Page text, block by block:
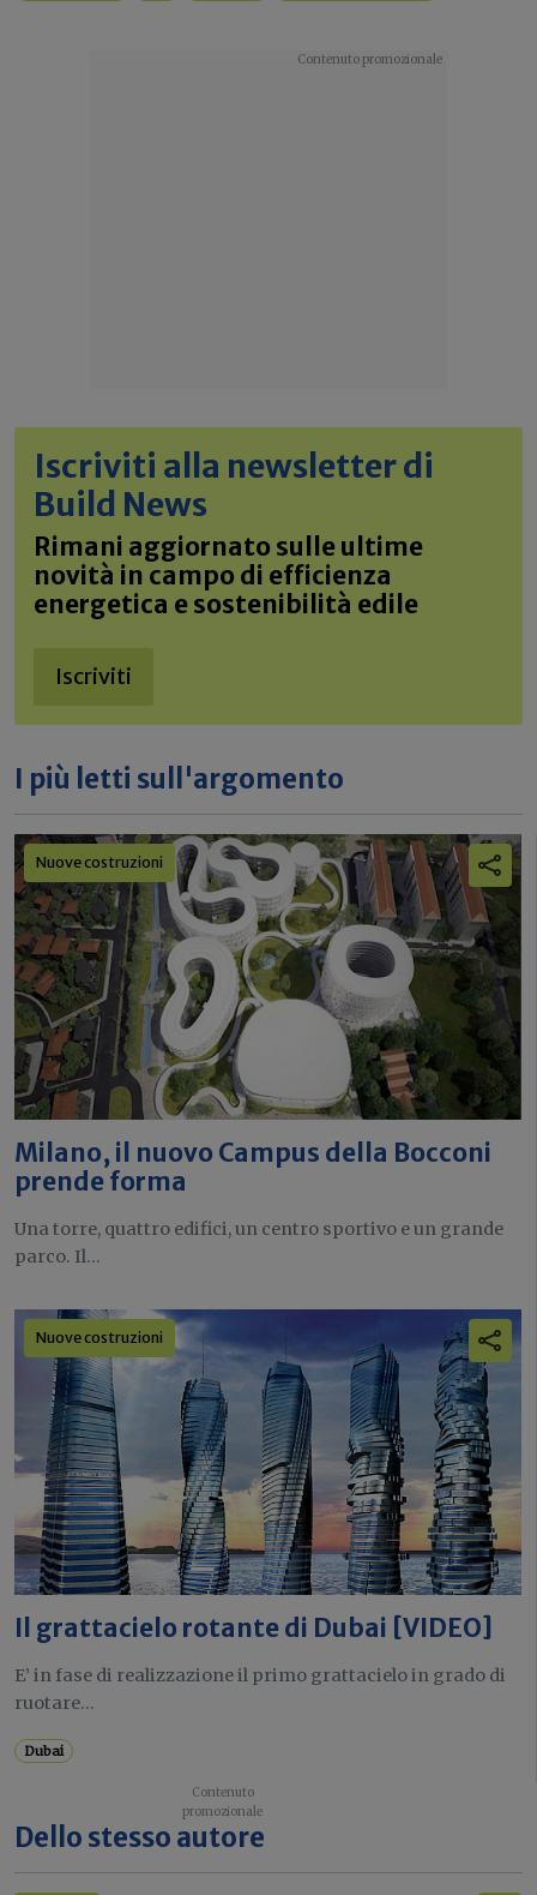
Iscriviti alla newsletter di
Build News
Rimani aggiornato sulle ultime
novità in campo di efficienza
energetica e sostenibilità edile
Iscriviti
I più letti sull'argomento
Nuove costruzioni
Milano, il nuovo Campus della Bocconi
prende forma
Una torre, quattro edifici, un centro sportivo e un grande
parco. Il...
Nuove costruzioni
Il grattacielo rotante di Dubai [VIDEO]
E’ in fase di realizzazione il primo grattacielo in grado di
ruotare...
Dubai
Dello stesso autore